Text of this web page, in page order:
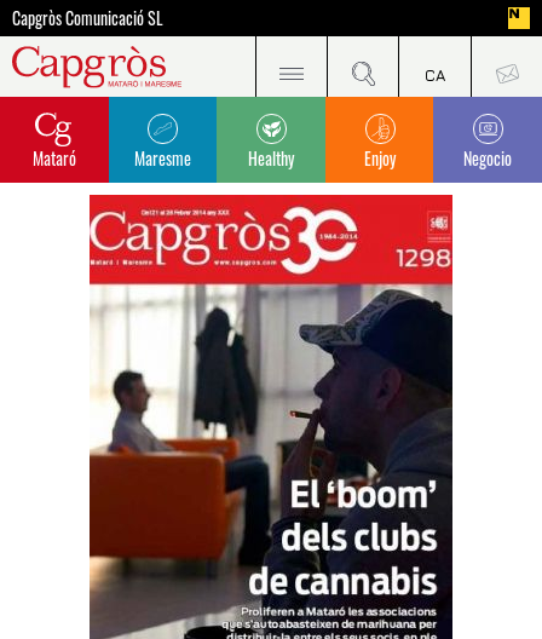
Capgròs Comunicació SL
Mataró Maresme Healthy Enjoy Negocio